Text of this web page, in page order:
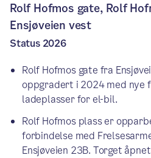
Rolf Hofmos gate, Rolf
Ensjøveien vest
Status 2026
Rolf Hofmos gate fra
oppgradert i 2024 med nye
ladeplasser for el-bil.
Rolf Hofmos plass er
forbindelse med
Ensjøveien 23B. Torget